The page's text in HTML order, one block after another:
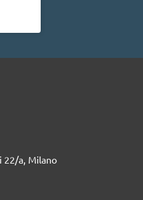
22/a, Milano